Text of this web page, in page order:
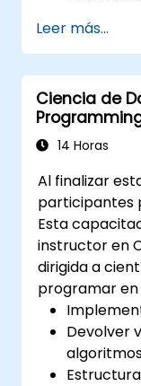
grandes
datos.
Leer más...
Ciencia de
14 Horas
Al finalizar
participantes
Esta
instructor en
dirigida a
programar en
Devolver